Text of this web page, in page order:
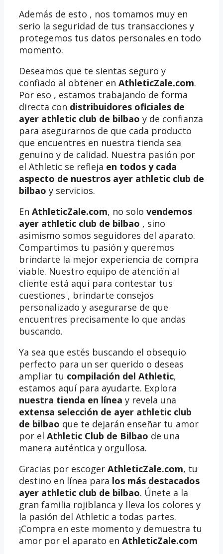
Además de esto , nos tomamos muy en
serio la seguridad de tus transacciones y
protegemos tus datos personales en todo
momento.
Deseamos que te sientas seguro y
confiado al obtener en AthleticZale.com.
Por eso , estamos trabajando de forma
directa con distribuidores oficiales de
ayer athletic club de bilbao y de confianza
para asegurarnos de que cada producto
que encuentres en nuestra tienda sea
genuino y de calidad. Nuestra pasión por
el Athletic se refleja en todos y cada
aspecto de nuestros ayer athletic club de
bilbao y servicios.
En AthleticZale.com, no solo vendemos
ayer athletic club de bilbao , sino
asimismo somos seguidores del aparato.
Compartimos tu pasión y queremos
brindarte la mejor experiencia de compra
viable. Nuestro equipo de atención al
cliente está aquí para contestar tus
cuestiones , brindarte consejos
personalizado y asegurarse de que
encuentres precisamente lo que andas
buscando.
Ya sea que estés buscando el obsequio
perfecto para un ser querido o deseas
ampliar tu compilación del Athletic,
estamos aquí para ayudarte. Explora
nuestra tienda en línea y revela una
extensa selección de ayer athletic club
de bilbao que te dejarán enseñar tu amor
por el Athletic Club de Bilbao de una
manera auténtica y orgullosa.
Gracias por escoger AthleticZale.com, tu
destino en línea para los más destacados
ayer athletic club de bilbao. Únete a la
gran familia rojiblanca y lleva los colores y
la pasión del Athletic a todas partes.
¡Compra en este momento y demuestra tu
amor por el aparato en AthleticZale.com